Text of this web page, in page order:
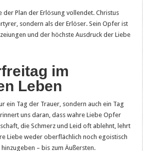
Plan der Erlösung vollendet. Christus
sondern als der Erlöser. Sein Opfer ist
und der höchste Ausdruck der Liebe
im
Leben
ein Tag der Trauer, sondern auch ein Tag
uns daran, dass wahre Liebe Opfer
die Schmerz und Leid oft ablehnt, lehrt
Liebe weder oberflächlich noch egoistisch
– bis zum Äußersten.